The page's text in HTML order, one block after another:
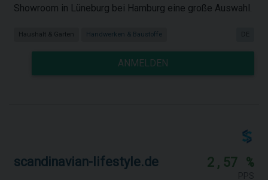
Showroom in Lüneburg bei Hamburg eine große Auswahl.
Haushalt & Garten Handwerken & Baustoffe DE
ANMELDEN
scandinavian-lifestyle.de 2,57 %